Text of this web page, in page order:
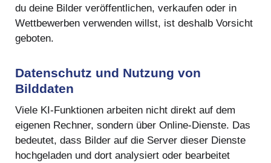
du deine Bilder veröffentlichen, verkaufen oder in
Wettbewerben verwenden willst, ist deshalb Vorsicht
geboten.
Datenschutz und Nutzung von
Bilddaten
Viele KI-Funktionen arbeiten nicht direkt auf dem
eigenen Rechner, sondern über Online-Dienste. Das
bedeutet, dass Bilder auf die Server dieser Dienste
hochgeladen und dort analysiert oder bearbeitet